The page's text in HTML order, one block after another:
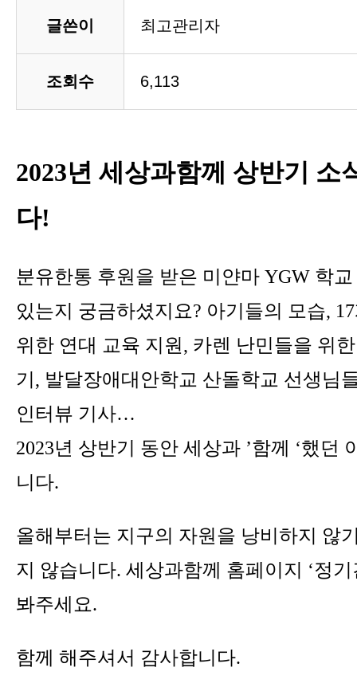
글쓴이 최고관리자
조회수 6,113
2023년 세상과함께 상반기 소
다!
분유한통 후원을 받은 미얀마 YGW 학
있는지 궁금하셨지요? 아기들의 모습,
위한 연대 교육 지원, 카렌 난민들을 위
기, 발달장애대안학교 산돌학교 선생님
인터뷰 기사…
2023년 상반기 동안 세상과 ’함께 ‘했던
니다.
올해부터는 지구의 자원을 낭비하지 않
지 않습니다. 세상과함께 홈페이지 ‘정
봐주세요.
함께 해주셔서 감사합니다.